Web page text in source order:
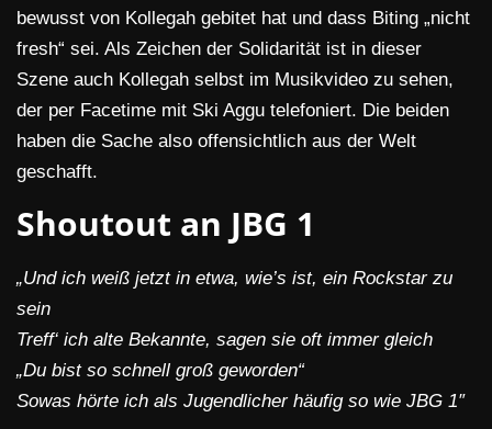
bewusst von Kollegah gebitet hat und dass Biting „nicht
fresh“ sei. Als Zeichen der Solidarität ist in dieser
Szene auch Kollegah selbst im Musikvideo zu sehen,
der per Facetime mit Ski Aggu telefoniert. Die beiden
haben die Sache also offensichtlich aus der Welt
geschafft.
Shoutout an JBG 1
„Und ich weiß jetzt in etwa, wie’s ist, ein Rockstar zu
sein
Treff‘ ich alte Bekannte, sagen sie oft immer gleich
„Du bist so schnell groß geworden“
Sowas hörte ich als Jugendlicher häufig so wie JBG 1″